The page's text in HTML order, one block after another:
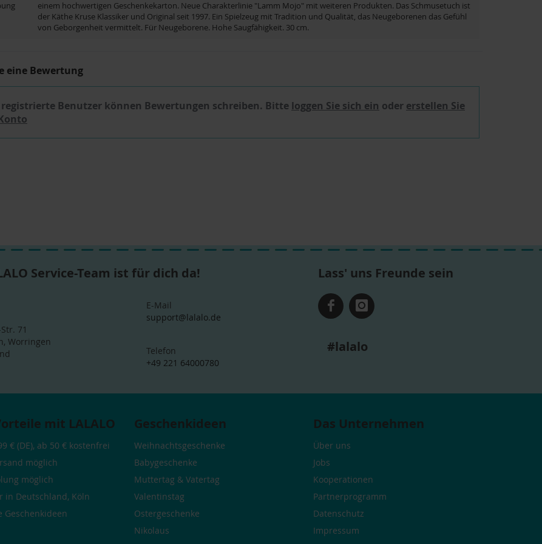
einem hochwertigen Geschenkekarton. Neue Charakterlinie "Lamm Mojo" mit weiteren Produkten. Das Schmusetuch ist
der Käthe Kruse Klassiker und Original seit 1997. Ein Spielzeug mit Tradition und Qualität, das Neugeborenen das Gefühl
von Geborgenheit vermittelt. Für Neugeborene. Hohe Saugfähigkeit. 30 cm.
eine Bewertung
Benutzer können Bewertungen schreiben. Bitte loggen Sie sich ein oder erstellen Sie
Service-Team ist für dich da!
71
Worringen
E-Mail
support@lalalo.de
Telefon
+49 221 64000780
Lass' uns Freunde sein
#lalalo
mit LALALO
€ (DE), ab 50 € kostenfrei
möglich
möglich
in Deutschland, Köln
Geschenkideen
Geschenkideen
Weihnachtsgeschenke
Babygeschenke
Muttertag & Vatertag
Valentinstag
Ostergeschenke
Nikolaus
Das Unternehmen
Über uns
Jobs
Kooperationen
Partnerprogramm
Datenschutz
Impressum